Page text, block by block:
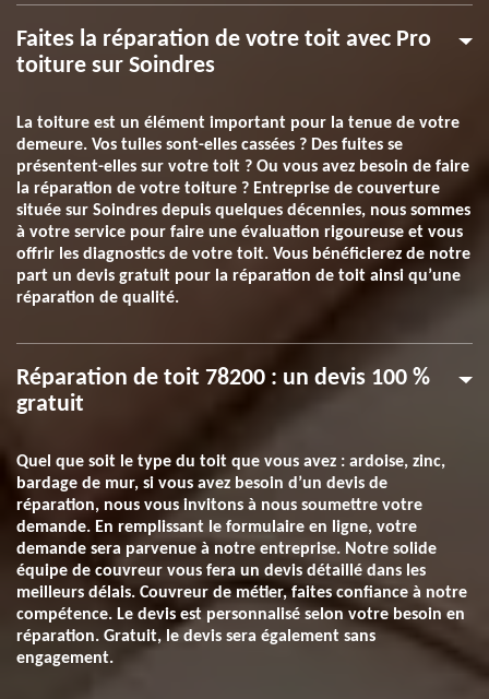
Faites la réparation de votre toit avec Pro
toiture sur Soindres
La toiture est un élément important pour la tenue de votre
demeure. Vos tuiles sont-elles cassées ? Des fuites se
présentent-elles sur votre toit ? Ou vous avez besoin de faire
la réparation de votre toiture ? Entreprise de couverture
située sur Soindres depuis quelques décennies, nous sommes
à votre service pour faire une évaluation rigoureuse et vous
offrir les diagnostics de votre toit. Vous bénéficierez de notre
part un devis gratuit pour la réparation de toit ainsi qu’une
réparation de qualité.
Réparation de toit 78200 : un devis 100 %
gratuit
Quel que soit le type du toit que vous avez : ardoise, zinc,
bardage de mur, si vous avez besoin d’un devis de
réparation, nous vous invitons à nous soumettre votre
demande. En remplissant le formulaire en ligne, votre
demande sera parvenue à notre entreprise. Notre solide
équipe de couvreur vous fera un devis détaillé dans les
meilleurs délais. Couvreur de métier, faites confiance à notre
compétence. Le devis est personnalisé selon votre besoin en
réparation. Gratuit, le devis sera également sans
engagement.